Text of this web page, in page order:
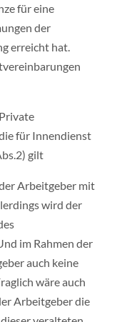
für eine
der
erreicht hat.
für Innendienst
gilt
Arbeitgeber mit
wird der
im Rahmen der
auch keine
wäre auch
Arbeitgeber die